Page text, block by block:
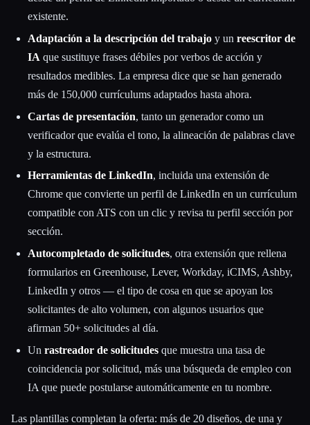
existente.
Adaptación a la descripción del trabajo y un reescritor de
IA que sustituye frases débiles por verbos de acción y
resultados medibles. La empresa dice que se han generado
más de 150,000 currículums adaptados hasta ahora.
Cartas de presentación, tanto un generador como un
verificador que evalúa el tono, la alineación de palabras clave
y la estructura.
Herramientas de LinkedIn, incluida una extensión de
Chrome que convierte un perfil de LinkedIn en un currículum
compatible con ATS con un clic y revisa tu perfil sección por
sección.
Autocompletado de solicitudes, otra extensión que rellena
formularios en Greenhouse, Lever, Workday, iCIMS, Ashby,
LinkedIn y otros — el tipo de cosa en que se apoyan los
solicitantes de alto volumen, con algunos usuarios que
afirman 50+ solicitudes al día.
Un rastreador de solicitudes que muestra una tasa de
coincidencia por solicitud, más una búsqueda de empleo con
IA que puede postularse automáticamente en tu nombre.
Las plantillas completan la oferta: más de 20 diseños, de una y